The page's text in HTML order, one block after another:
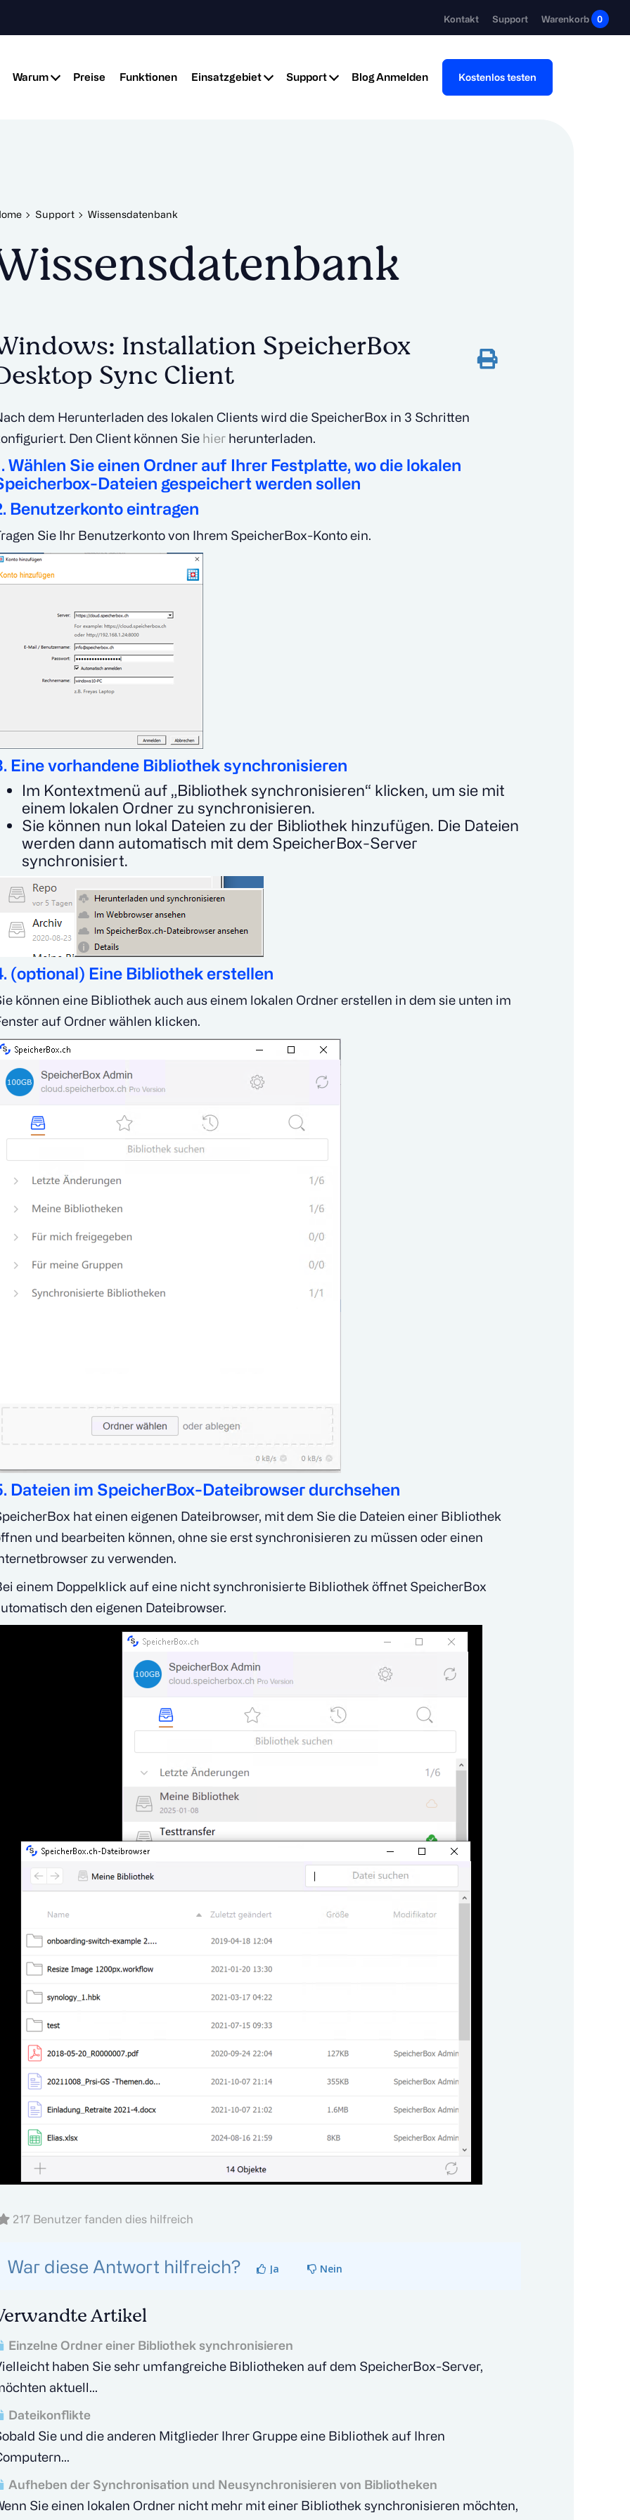
Kontakt Support Warenkorb 0
Warum Preise Funktionen Einsatzgebiet Support BlogAnmelden Kostenlos testen
Support Wissensdatenbank
Installation SpeicherBox
Sync Client
dem Herunterladen des lokalen Clients wird die SpeicherBox in 3 Schritten
Den Client können Sie hier herunterladen.
Wählen Sie einen Ordner auf Ihrer Festplatte, wo die lokalen
Dateien gespeichert werden sollen
Benutzerkonto eintragen
Sie Ihr Benutzerkonto von Ihrem SpeicherBox-Konto ein.
Eine vorhandene Bibliothek synchronisieren
Im Kontextmenü auf „Bibliothek synchronisieren“ klicken, um sie mit
einem lokalen Ordner zu synchronisieren.
Sie können nun lokal Dateien zu der Bibliothek hinzufügen. Die Dateien
werden dann automatisch mit dem SpeicherBox-Server
synchronisiert.
(optional) Eine Bibliothek erstellen
können eine Bibliothek auch aus einem lokalen Ordner erstellen in dem sie unten im
auf Ordner wählen klicken.
Dateien im SpeicherBox-Dateibrowser durchsehen
hat einen eigenen Dateibrowser, mit dem Sie die Dateien einer Bibliothek
und bearbeiten können, ohne sie erst synchronisieren zu müssen oder einen
zu verwenden.
einem Doppelklick auf eine nicht synchronisierte Bibliothek öffnet SpeicherBox
den eigenen Dateibrowser.
217 Benutzer fanden dies hilfreich
War diese Antwort hilfreich? Ja Nein
Artikel
Einzelne Ordner einer Bibliothek synchronisieren
haben Sie sehr umfangreiche Bibliotheken auf dem SpeicherBox-Server,
aktuell...
Dateikonflikte
Sie und die anderen Mitglieder Ihrer Gruppe eine Bibliothek auf Ihren
Aufheben der Synchronisation und Neusynchronisieren von Bibliotheken
Sie einen lokalen Ordner nicht mehr mit einer Bibliothek synchronisieren möchten,